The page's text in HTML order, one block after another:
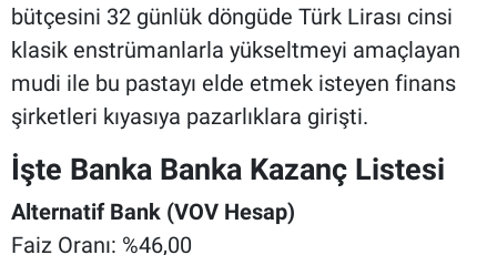
bütçesini 32 günlük döngüde Türk Lirası cinsi
klasik enstrümanlarla yükseltmeyi amaçlayan
mudi ile bu pastayı elde etmek isteyen finans
şirketleri kıyasıya pazarlıklara girişti.
İşte Banka Banka Kazanç Listesi
Alternatif Bank (VOV Hesap)
Faiz Oranı: %46,00